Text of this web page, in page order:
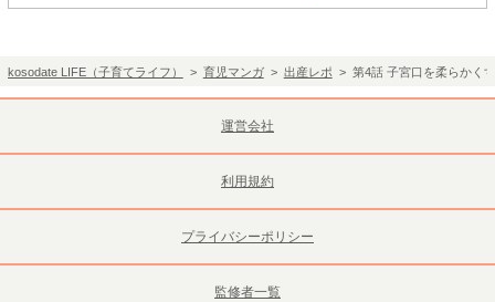
kosodate LIFE（子育てライフ） > 育児マンガ> 出産レポ> 第4話 子宮口を柔らかく
運営会社
利用規約
プライバシーポリシー
監修者一覧